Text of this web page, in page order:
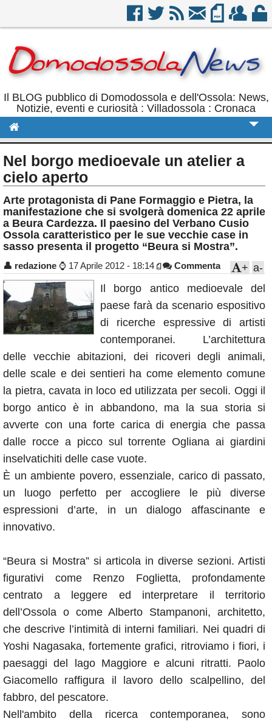
Il BLOG pubblico di Domodossola e dell'Ossola: News,
Notizie, eventi e curiosità : Villadossola : Cronaca
Politica
Sport
Eventi
Rubriche
Calendario
Annunci
Nel borgo medioevale un atelier a
cielo aperto
Arte protagonista di Pane Formaggio e Pietra, la
manifestazione che si svolgerà domenica 22 aprile
a Beura Cardezza. Il paesino del Verbano Cusio
Ossola caratteristico per le sue vecchie case in
sasso presenta il progetto “Beura si Mostra”.
👤 redazione ⌚ 17 Aprile 2012 - 18:14 Commenta a-
+
Il borgo antico medioevale del
paese farà da scenario espositivo
di ricerche espressive di artisti
contemporanei. L’architettura
delle vecchie abitazioni, dei ricoveri degli animali,
delle scale e dei sentieri ha come elemento comune
la pietra, cavata in loco ed utilizzata per secoli. Oggi il
borgo antico è in abbandono, ma la sua storia si
avverte con una forte carica di energia che passa
dalle rocce a picco sul torrente Ogliana ai giardini
inselvatichiti delle case vuote.
È un ambiente povero, essenziale, carico di passato,
un luogo perfetto per accogliere le più diverse
espressioni d’arte, in un dialogo affascinante e
innovativo.
“Beura si Mostra” si articola in diverse sezioni. Artisti
figurativi come Renzo Foglietta, profondamente
centrato a leggere ed interpretare il territorio
dell’Ossola o come Alberto Stampanoni, architetto,
che descrive l’intimità di interni familiari. Nei quadri di
Yoshi Nagasaka, fortemente grafici, ritroviamo i fiori, i
paesaggi del lago Maggiore e alcuni ritratti. Paolo
Giacomello raffigura il lavoro dello scalpellino, del
fabbro, del pescatore.
Nell'ambito della ricerca contemporanea, sono